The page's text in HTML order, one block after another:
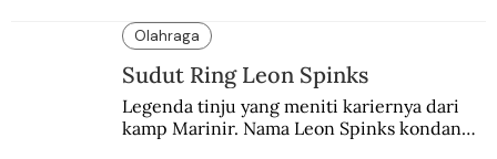
“Neverkusen”.
Olahraga
Sudut Ring Leon Spinks
Legenda tinju yang meniti kariernya dari
kamp Marinir. Nama Leon Spinks kondang